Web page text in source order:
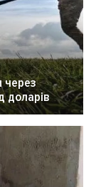
через
доларів